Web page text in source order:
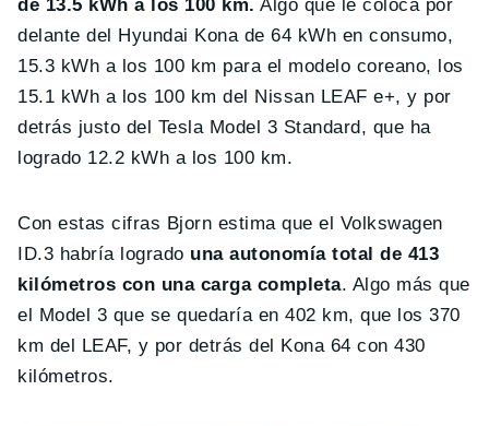
de 13.5 kWh a los 100 km. Algo que le coloca por
delante del Hyundai Kona de 64 kWh en consumo,
15.3 kWh a los 100 km para el modelo coreano, los
15.1 kWh a los 100 km del Nissan LEAF e+, y por
detrás justo del Tesla Model 3 Standard, que ha
logrado 12.2 kWh a los 100 km.
Con estas cifras Bjorn estima que el Volkswagen
ID.3 habría logrado una autonomía total de 413
kilómetros con una carga completa. Algo más que
el Model 3 que se quedaría en 402 km, que los 370
km del LEAF, y por detrás del Kona 64 con 430
kilómetros.